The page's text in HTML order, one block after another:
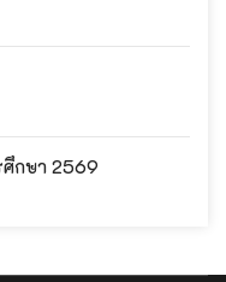
กษา 2569